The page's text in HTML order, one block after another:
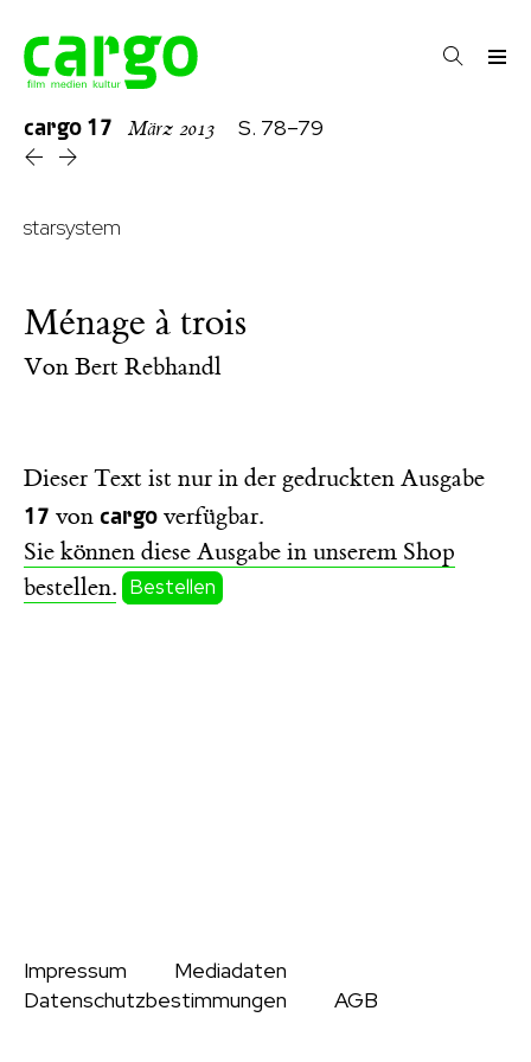
cargo 17 März 2013 S. 78–79
starsystem
Ménage à trois
Von Bert Rebhandl
Dieser Text ist nur in der gedruckten Ausgabe
17 von cargo verfügbar.
Sie können diese Ausgabe in unserem Shop
bestellen. Bestellen
Impressum
Mediadaten
Datenschutzbestimmungen
AGB